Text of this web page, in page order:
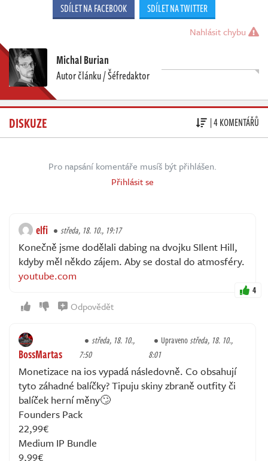
SDÍLET NA FACEBOOK SDÍLET NA TWITTER
Nahlásit chybu
Michal Burian
Autor článku / Šéfredaktor
DISKUZE | 4 KOMENTÁŘŮ
Pro napsání komentáře musíš být přihlášen.
Přihlásit se
elfi středa, 18. 10., 19:17
Konečně jsme dodělali dabing na dvojku SIlent Hill,
kdyby měl někdo zájem. Aby se dostal do atmosféry.
youtube.com
4
Odpovědět
BossMartas
středa, 18. 10.,
7:50
Upravenostředa, 18. 10.,
8:01
Monetizace na ios vypadá následovně. Co obsahují
tyto záhadné balíčky? Tipuju skiny zbraně outfity či
balíček herní měny🙄
Founders Pack
22,99€
Medium IP Bundle
9,99€